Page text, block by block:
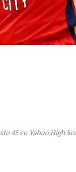
45 en Yahoo High